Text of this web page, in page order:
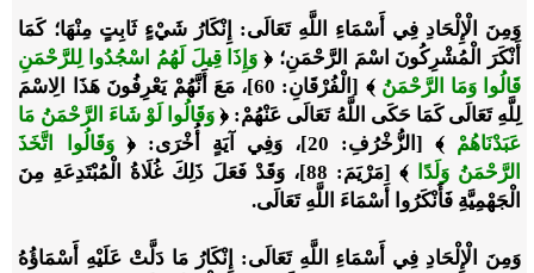
وَمِنَ الْإِلْحَادِ فِي أَسْمَاءِ اللَّهِ تَعَالَى: إِنْكَارُ شَيْءٍ ثَابِتٍ مِنْهَا؛ كَمَا
أَنْكَرَ الْمُشْرِكُونَ اسْمَ الرَّحْمَنِ؛ ﴿ وَإِذَا قِيلَ لَهُمُ اسْجُدُوا لِلرَّحْمَنِ
قَالُوا وَمَا الرَّحْمَنُ ﴾
[الْفُرْقَانِ: 60]، مَعَ أَنَّهُمْ يَعْرِفُونَ هَذَا الِاسْمَ
لِلَّهِ تَعَالَى كَمَا حَكَى اللَّهُ تَعَالَى عَنْهُمْ: ﴿ وَقَالُوا لَوْ شَاءَ الرَّحْمَنُ مَا
عَبَدْنَاهُمْ ﴾ [الزُّخْرُفِ: 20]، وَفِي آيَةٍ أُخْرَى: ﴿وَقَالُوا اتَّخَذَ
الرَّحْمَنُ وَلَدًا
﴾
[مَرْيَمَ: 88]، وَقَدْ فَعَلَ ذَلِكَ غُلَاةُ الْمُبْتَدِعَةِ مِنَ
الْجَهْمِيَّةِ فَأَنْكَرُوا أَسْمَاءَ اللَّهِ تَعَالَى.
وَمِنَ الْإِلْحَادِ فِي أَسْمَاءِ اللَّهِ تَعَالَى: إِنْكَارُ مَا دَلَّتْ عَلَيْهِ أَسْمَاؤُهُ